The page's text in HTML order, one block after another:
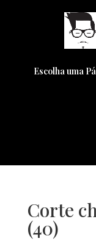
Escolha uma
Corte
(40)